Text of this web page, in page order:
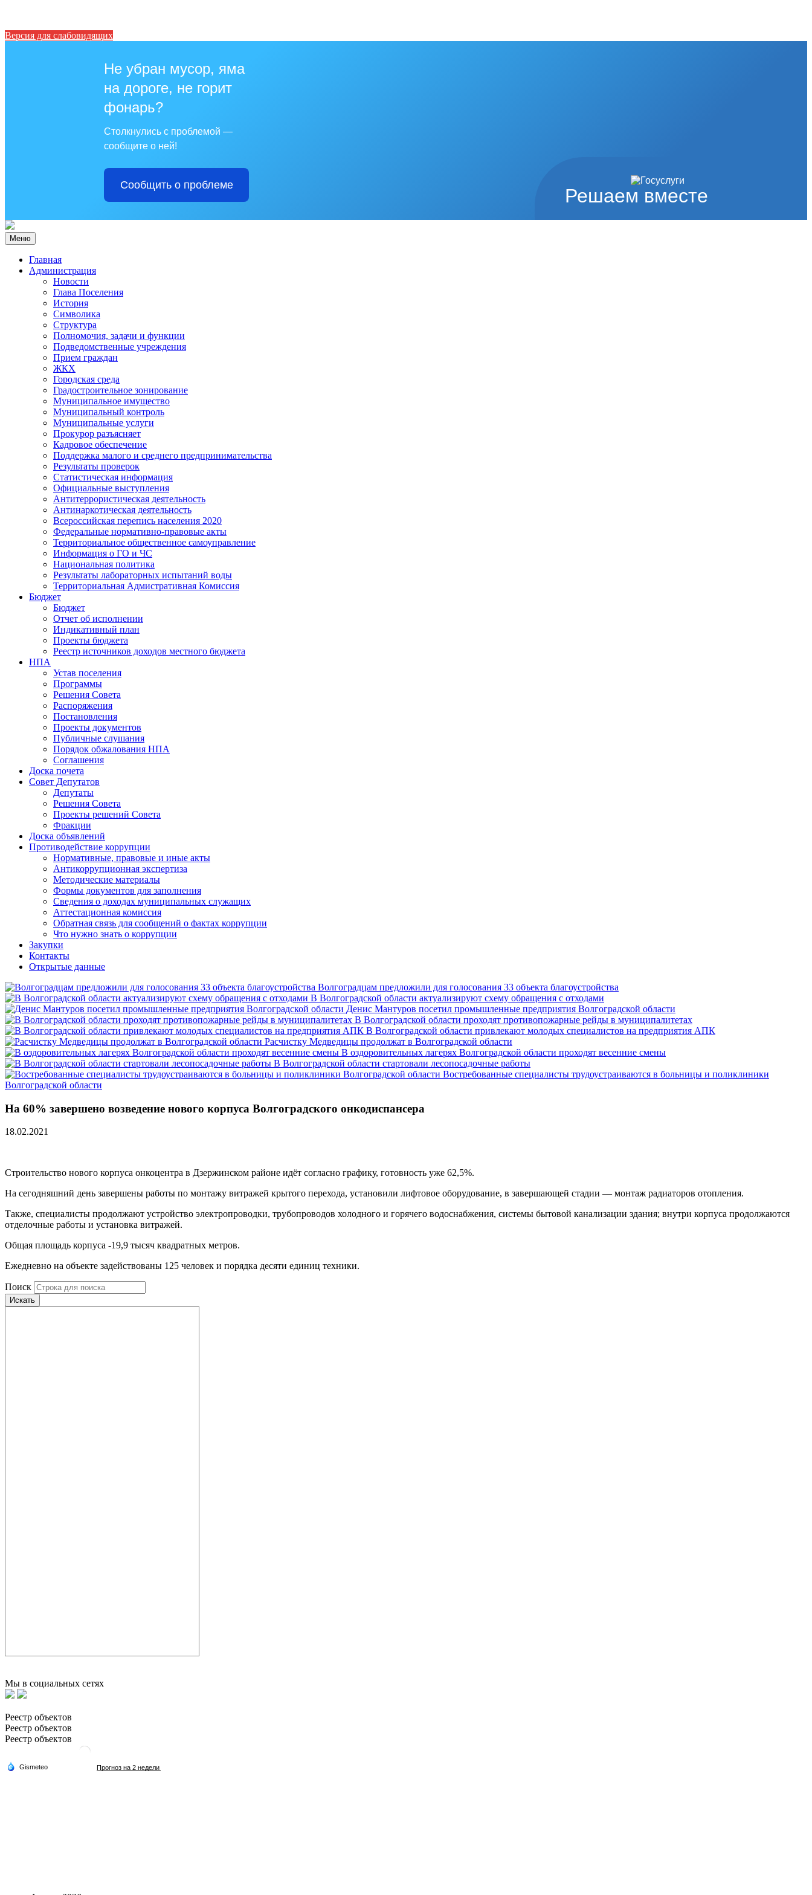
Версия для слабовидящих
Решаем вместе
Не убран мусор, яма
на дороге, не горит
фонарь?
Столкнулись с проблемой —
сообщите о ней!
Сообщить о проблеме
Меню
Главная
Администрация
Новости
Глава Поселения
История
Символика
Структура
Полномочия, задачи и функции
Подведомственные учреждения
Прием граждан
ЖКХ
Городская среда
Градостроительное зонирование
Муниципальное имущество
Муниципальный контроль
Муниципальные услуги
Прокурор разъясняет
Кадровое обеспечение
Поддержка малого и среднего предпринимательства
Результаты проверок
Статистическая информация
Официальные выступления
Антитеррористическая деятельность
Антинаркотическая деятельность
Всероссийская перепись населения 2020
Федеральные нормативно-правовые акты
Территориальное общественное самоуправление
Информация о ГО и ЧС
Национальная политика
Результаты лабораторных испытаний воды
Территориальная Адмистративная Комиссия
Бюджет
Бюджет
Отчет об исполнении
Индикативный план
Проекты бюджета
Реестр источников доходов местного бюджета
НПА
Устав поселения
Программы
Решения Совета
Распоряжения
Постановления
Проекты документов
Публичные слушания
Порядок обжалования НПА
Соглашения
Доска почета
Совет Депутатов
Депутаты
Решения Совета
Проекты решений Совета
Фракции
Доска объявлений
Противодействие коррупции
Нормативные, правовые и иные акты
Антикоррупционная экспертиза
Методические материалы
Формы документов для заполнения
Сведения о доходах муниципальных служащих
Аттестационная комиссия
Обратная связь для сообщений о фактах коррупции
Что нужно знать о коррупции
Закупки
Контакты
Открытые данные
Волгоградцам предложили для голосования 33 объекта благоустройства
В Волгоградской области актуализируют схему обращения с отходами
Денис Мантуров посетил промышленные предприятия Волгоградской области
В Волгоградской области проходят противопожарные рейды в муниципалитетах
В Волгоградской области привлекают молодых специалистов на предприятия АПК
Расчистку Медведицы продолжат в Волгоградской области
В оздоровительных лагерях Волгоградской области проходят весенние смены
В Волгоградской области стартовали лесопосадочные работы
Востребованные специалисты трудоустраиваются в больницы и поликлиники
Волгоградской области
На 60% завершено возведение нового корпуса Волгоградского онкодиспансера
18.02.2021
Строительство нового корпуса онкоцентра в Дзержинском районе идёт согласно графику, готовность уже 62,5%.
На сегодняшний день завершены работы по монтажу витражей крытого перехода, установили лифтовое оборудование, в завершающей стадии — монтаж радиаторов отопления.
Также, специалисты продолжают устройство электропроводки, трубопроводов холодного и горячего водоснабжения, системы бытовой канализации здания; внутри корпуса продолжаются
отделочные работы и установка витражей.
Общая площадь корпуса -19,9 тысяч квадратных метров.
Ежедневно на объекте задействованы 125 человек и порядка десяти единиц техники.
Поиск
Искать
Мы в социальных сетях
Реестр объектов
Реестр объектов
Реестр объектов